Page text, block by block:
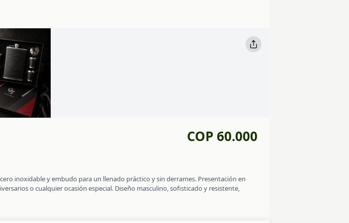
COP 60.000
inoxidable y embudo para un llenado práctico y sin derrames. Presentación en
o cualquier ocasión especial. Diseño masculino, sofisticado y resistente,